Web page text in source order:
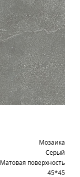
Мозаика
Серый
Матовая поверхность
45*45